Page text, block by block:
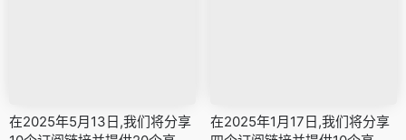
在2025年5月13日,我们将分享
在2025年1月17日,我们将分享